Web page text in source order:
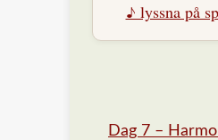
♪ lyssna på
Dag 7 –